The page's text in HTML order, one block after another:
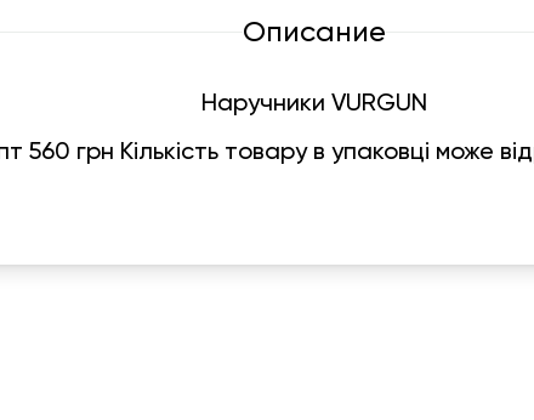
Описание
Наручники VURGUN
560 грн Кількість товару в упаковці може